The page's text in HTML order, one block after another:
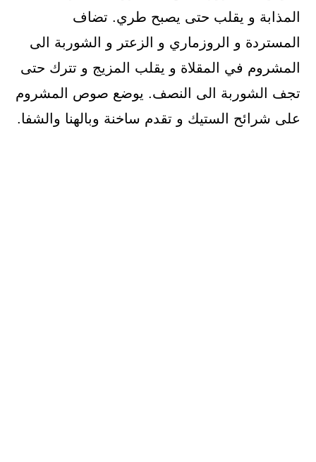
المذابة و يقلب حتى يصبح طري. تضاف
المستردة و الروزماري و الزعتر و الشوربة الى
المشروم في المقلاة و يقلب المزيج و تترك حتى
تجف الشوربة الى النصف. يوضع صوص المشروم
على شرائح الستيك و تقدم ساخنة وبالهنا والشفا.